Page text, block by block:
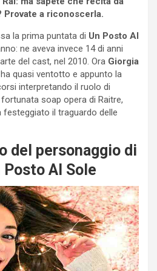
Provate a riconoscerla.
la prima puntata di Un Posto Al
ne aveva invece 14 di anni
del cast, nel 2010. Ora Giorgia
quasi ventotto e appunto la
interpretando il ruolo di
soap opera di Raitre,
il traguardo delle
del personaggio di
Posto Al Sole